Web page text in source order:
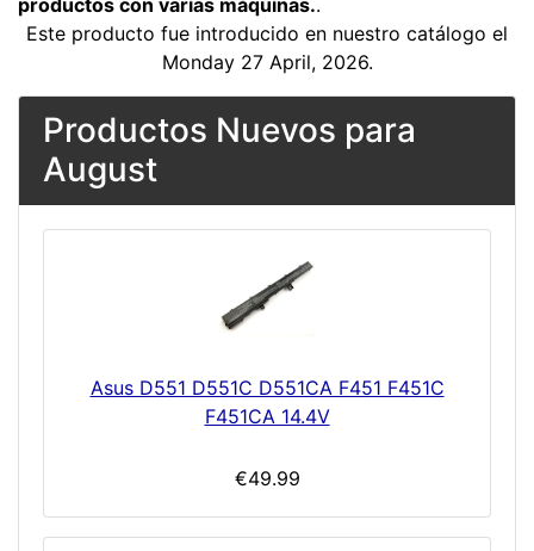
productos con varias máquinas..
Este producto fue introducido en nuestro catálogo el
Monday 27 April, 2026.
Productos Nuevos para
August
Asus D551 D551C D551CA F451 F451C
F451CA 14.4V
€49.99